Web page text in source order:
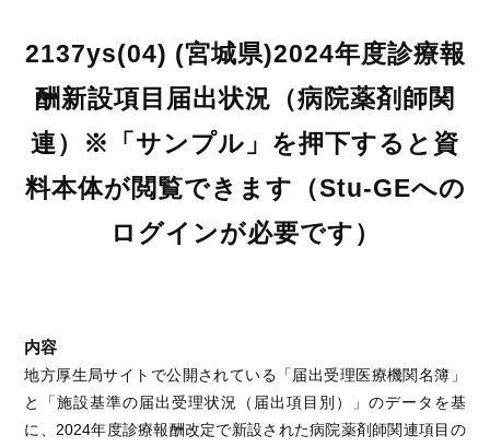
2137ys(04) (宮城県)2024年度診療報
酬新設項目届出状況（病院薬剤師関
連）※「サンプル」を押下すると資
料本体が閲覧できます（Stu-GEへの
ログインが必要です）
内容
地方厚生局サイトで公開されている「届出受理医療機関名簿」
と「施設基準の届出受理状況（届出項目別）」のデータを基
に、2024年度診療報酬改定で新設された病院薬剤師関連項目の